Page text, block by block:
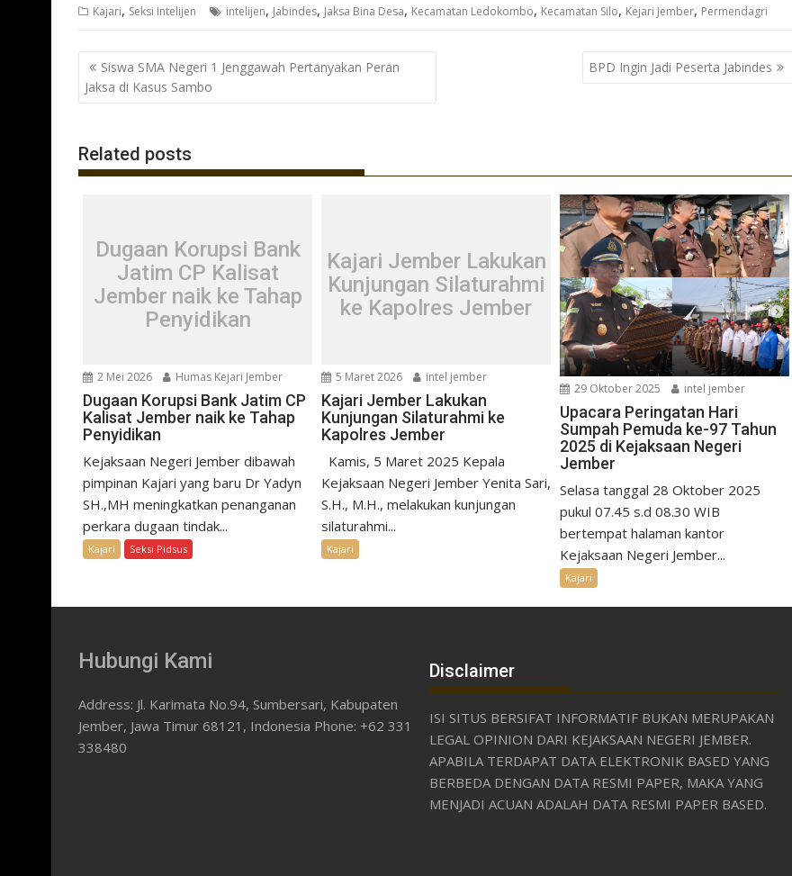
e
b
o
o
k
itt
er
at
s
A
p
e
gr
a
m
Kajari, Seksi Intelijen intelijen, Jabindes, Jaksa Bina Desa, Kecamatan Ledokombo, Kecamatan Silo, Kejari Jember, Permendagri
Navigasi
pos
Siswa SMA Negeri 1 Jenggawah Pertanyakan Peran
Jaksa di Kasus Sambo
BPD Ingin Jadi Peserta Jabindes
Related posts
Dugaan Korupsi Bank
Jatim CP Kalisat
Jember naik ke Tahap
Penyidikan
2 Mei 2026 Humas Kejari Jember
Dugaan Korupsi Bank Jatim CP
Kalisat Jember naik ke Tahap
Penyidikan
Kejaksaan Negeri Jember dibawah
pimpinan Kajari yang baru Dr Yadyn
SH.,MH meningkatkan penanganan
perkara dugaan tindak...
Kajari Seksi Pidsus
Kajari Jember Lakukan
Kunjungan Silaturahmi
ke Kapolres Jember
5 Maret 2026 intel jember
Kajari Jember Lakukan
Kunjungan Silaturahmi ke
Kapolres Jember
Kamis, 5 Maret 2025 Kepala
Kejaksaan Negeri Jember Yenita Sari,
S.H., M.H., melakukan kunjungan
silaturahmi...
Kajari
29 Oktober 2025 intel jember
Upacara Peringatan Hari
Sumpah Pemuda ke-97 Tahun
2025 di Kejaksaan Negeri
Jember
Selasa tanggal 28 Oktober 2025
pukul 07.45 s.d 08.30 WIB
bertempat halaman kantor
Kejaksaan Negeri Jember...
Kajari
Hubungi Kami
Address: Jl. Karimata No.94, Sumbersari, Kabupaten
Jember, Jawa Timur 68121, Indonesia Phone: +62 331
338480
Disclaimer
ISI SITUS BERSIFAT INFORMATIF BUKAN MERUPAKAN
LEGAL OPINION DARI KEJAKSAAN NEGERI JEMBER.
APABILA TERDAPAT DATA ELEKTRONIK BASED YANG
BERBEDA DENGAN DATA RESMI PAPER, MAKA YANG
MENJADI ACUAN ADALAH DATA RESMI PAPER BASED.